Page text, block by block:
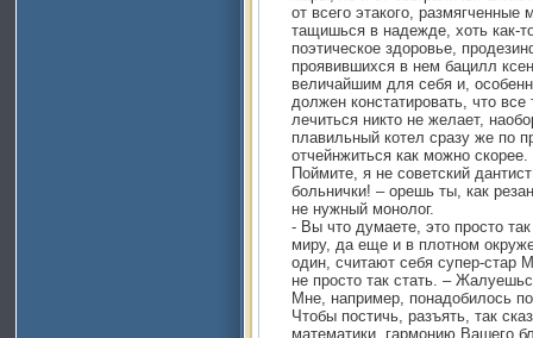
от всего этакого,
тащишься в надежде, хоть как-
поэтическое здоровье,
проявившихся в нем бацилл
величайшим для себя и,
должен констатировать, что
лечиться никто не желает,
плавильный котел сразу же по
отчейнжиться как можно
Поймите, я не советский
больнички! – орешь ты, как
не нужный монолог.
- Вы что думаете, это просто
миру, да еще и в плотном
один, считают себя супер-стар
не просто так стать. –
Мне, например, понадобилось
Чтобы постичь, разъять, так
математики, гармонию Вашего